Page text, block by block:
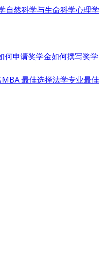
自然科学与生命科学心理学
何申请奖学金如何撰写奖学
MBA 最佳选择法学专业最佳